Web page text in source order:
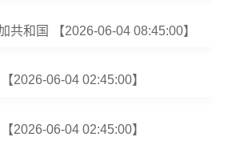
共和国 【2026-06-04 08:45:00】
2026-06-04 02:45:00】
2026-06-04 02:45:00】